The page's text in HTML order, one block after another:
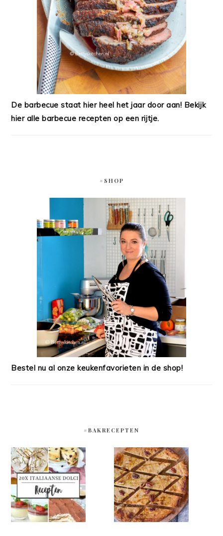
De barbecue staat hier heel het jaar door aan! Bekijk
hier alle barbecue recepten op een rijtje.
#SHOP
Bestel nu al onze keukenfavorieten in de shop!
#BAKRECEPTEN